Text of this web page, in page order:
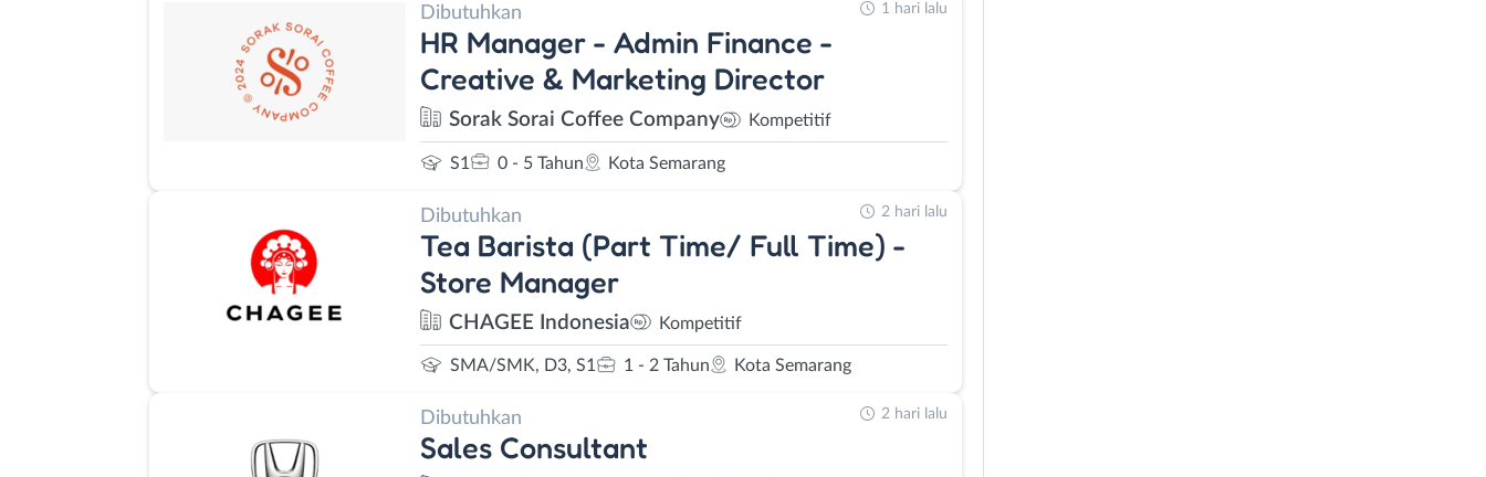
Dibutuhkan
HR Manager - Admin Finance -
Creative & Marketing Director
Sorak Sorai Coffee Company Kompetitif
S1 0 - 5 Tahun Kota Semarang
1 hari lalu
Dibutuhkan
Tea Barista (Part Time/ Full Time) -
Store Manager
CHAGEE Indonesia Kompetitif
SMA/SMK, D3, S1 1 - 2 Tahun Kota Semarang
2 hari lalu
Dibutuhkan
Sales Consultant
2 hari lalu